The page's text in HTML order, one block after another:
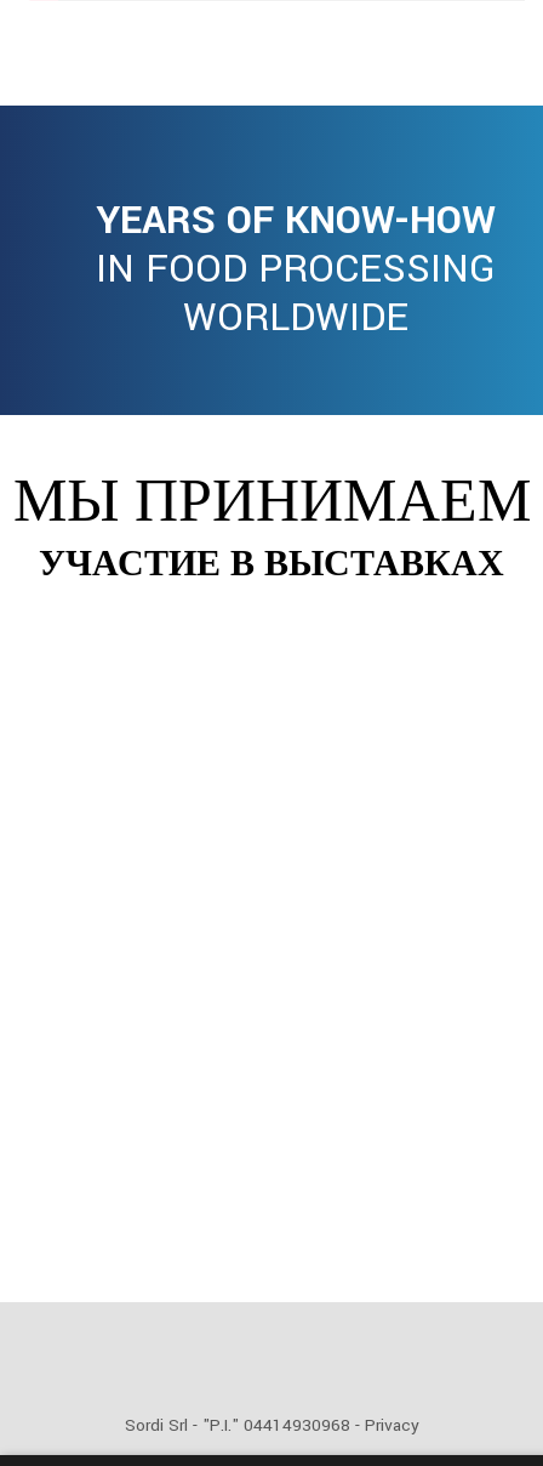
YEARS OF KNOW-HOW
IN FOOD PROCESSING
WORLDWIDE
МЫ ПРИНИМАЕМ
УЧАСТИЕ В ВЫСТАВКАХ
Sordi Srl - "P.I." 04414930968 - Privacy